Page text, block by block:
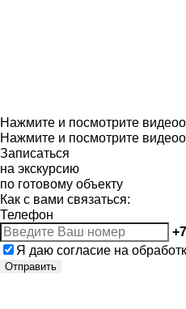
Нажмите и посмотрите
Нажмите и посмотрите
Записаться
на экскурсию
по готовому объекту
Как с вами связаться:
Телефон
Я даю согласие на
Отправить